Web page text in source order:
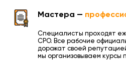
Мастера —
Специалисты проходят
СРО. Все рабочие
дорожат своей
мы организовываем курсы